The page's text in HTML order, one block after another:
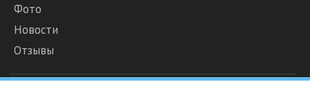
Фото
Новости
Отзывы